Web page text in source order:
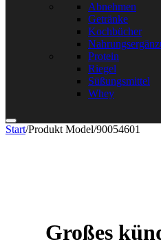
Abnehmen
Getränke
Kochbücher
Protein
Riegel
Süßungsmittel
Whey
Start/Produkt Model/90054601
Großes